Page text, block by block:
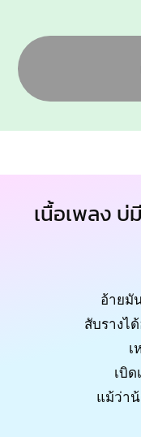
เนื้อเพลง บ่
อ้ายมั
สับรางไ
เ
เบิ
แม้ว่าน้